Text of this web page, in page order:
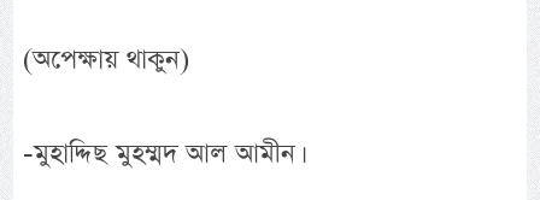
(অপেক্ষায় থাকুন)
-মুহাদ্দিছ মুহম্মদ আল আমীন।